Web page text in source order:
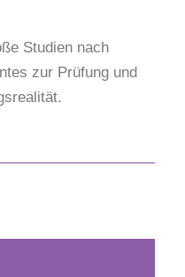
Studien nach
zur Prüfung und